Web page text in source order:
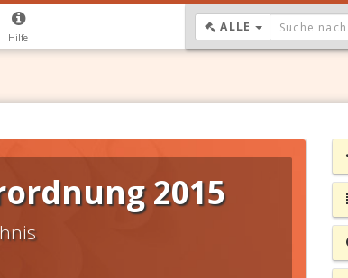
Hilfe
ALLE DROPDOWN:
2015